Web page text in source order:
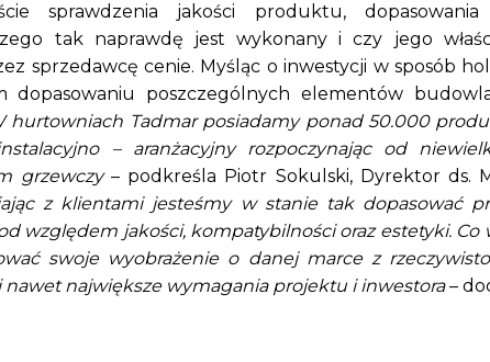
sprawdzenia jakości produktu,
tak naprawdę jest wykonany i czy jego
sprzedawcę cenie. Myśląc o inwestycji w sposób
dopasowaniu poszczególnych elementów
hurtowniach Tadmar posiadamy ponad 50.000
– aranżacyjny rozpoczynając od
grzewczy– podkreśla Piotr Sokulski, Dyrektor ds.
z klientami jesteśmy w stanie tak dopasować
względem jakości, kompatybilności oraz estetyki. Co
swoje wyobrażenie o danej marce z
nawet największe wymagania projektu i inwestora–